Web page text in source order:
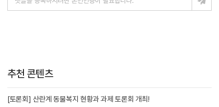
추천 콘텐츠
[토론회] 산란계 동물복지 현황과 과제 토론회 개최!